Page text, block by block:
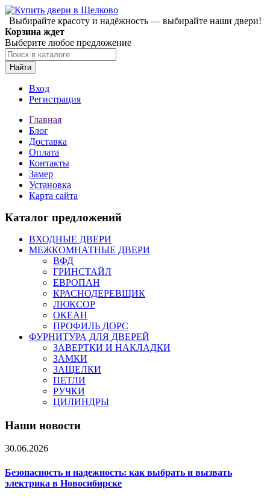
Выбирайте красоту и надёжность — выбирайте наши двери!
Корзина ждет
Выберите любое предложение
Найти
Вход
Регистрация
Главная
Блог
Доставка
Оплата
Контакты
Замер
Установка
Карта сайта
Каталог предложений
ВХОДНЫЕ ДВЕРИ
МЕЖКОМНАТНЫЕ ДВЕРИ
ВФД
ГРИНСТАЙЛ
ЕВРОПАН
КРАСНОДЕРЕВЩИК
ЛЮКСОР
ОКЕАН
ПРОФИЛЬ ДОРС
ФУРНИТУРА ДЛЯ ДВЕРЕЙ
ЗАВЕРТКИ И НАКЛАДКИ
ЗАМКИ
ЗАЩЕЛКИ
ПЕТЛИ
РУЧКИ
ЦИЛИНДРЫ
Наши новости
30.06.2026
Безопасность и надежность: как выбрать и вызвать
электрика в Новосибирске